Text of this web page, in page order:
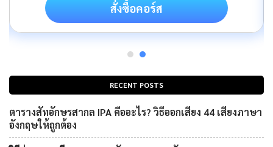
RECENT POSTS
ตารางสัทอักษรสากล IPA คืออะไร? วิธีออกเสียง 44 เสียงภาษา
อังกฤษให้ถูกต้อง
สั่งซื้อคอร์ส